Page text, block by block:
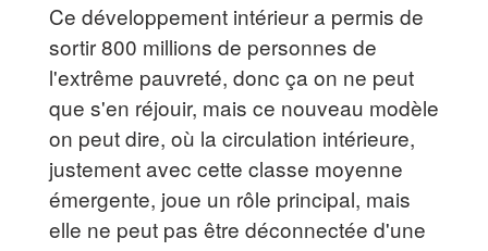
Ce développement intérieur a permis de
sortir 800 millions de personnes de
l'extrême pauvreté, donc ça on ne peut
que s'en réjouir, mais ce nouveau modèle
on peut dire, où la circulation intérieure,
justement avec cette classe moyenne
émergente, joue un rôle principal, mais
elle ne peut pas être déconnectée d'une